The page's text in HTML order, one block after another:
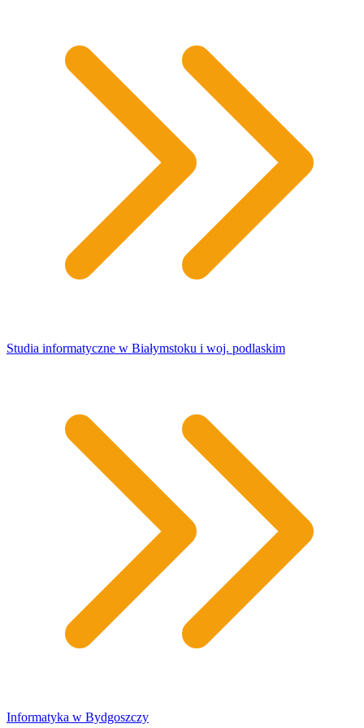
Studia informatyczne w Białymstoku i woj. podlaskim
​Informatyka w Bydgoszczy